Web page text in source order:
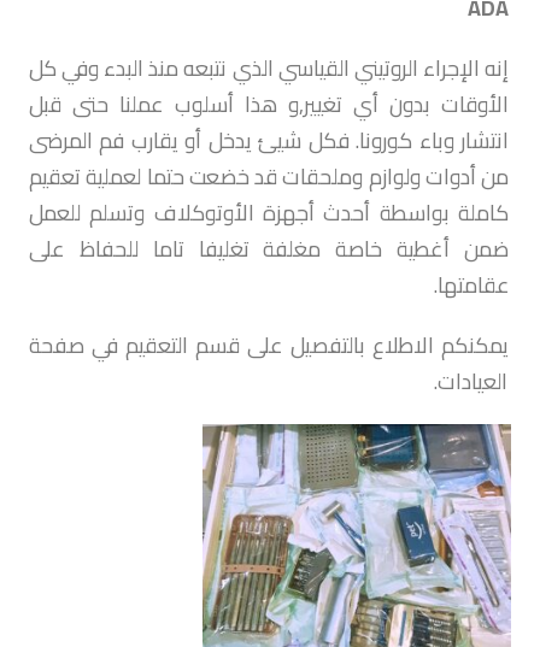
إنه الإجراء الروتيني القياسي الذي نتبعه منذ البدء وفي كل
الأوقات بدون أي تغيير,و هذا أسلوب عملنا حتى قبل
انتشار وباء كورونا. فكل شيئ يدخل أو يقارب فم المرضى
من أدوات ولوازم وملحقات قد خضعت حتما لعملية تعقيم
كاملة بواسطة أحدث أجهزة الأوتوكلاف وتسلم للعمل
ضمن أغطية خاصة مغلفة تغليفا تاما للحفاظ على
عقامتها.
يمكنكم الاطلاع بالتفصيل على قسم التعقيم في صفحة
العيادات.